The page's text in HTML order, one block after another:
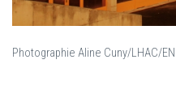
Photographie Aline Cuny/LHAC/